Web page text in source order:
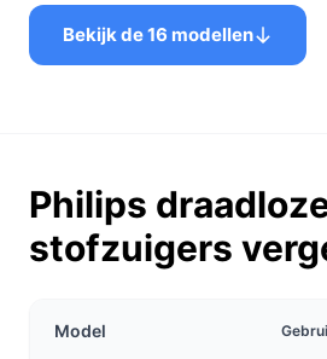
Bekijk de 16 modellen
Philips
stofzuigers
Model